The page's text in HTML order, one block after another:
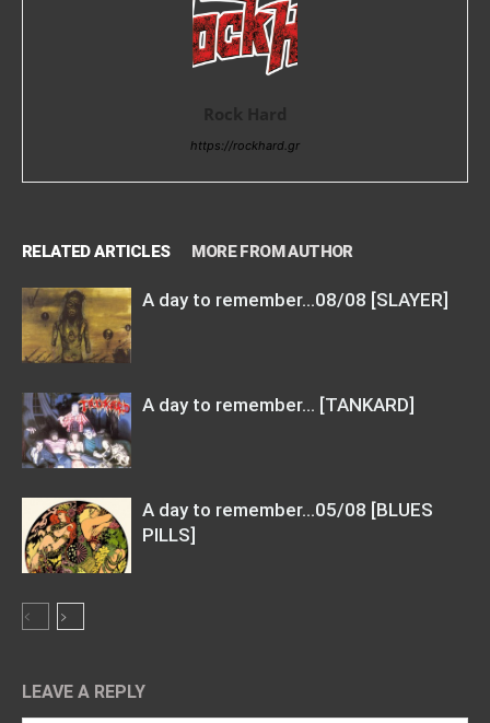
https://rockhard.gr
RELATED ARTICLES MORE FROM AUTHOR
A day to remember…08/08 [SLAYER]
A day to remember… [TANKARD]
A day to remember…05/08 [BLUES
PILLS]
LEAVE A REPLY